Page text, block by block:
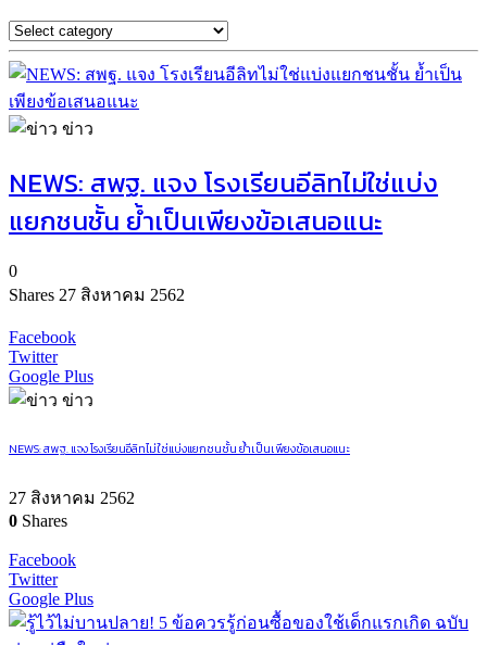
ข่าว
NEWS: สพฐ. แจง โรงเรียนอีลิทไม่ใช่แบ่ง
แยกชนชั้น ย้ำเป็นเพียงข้อเสนอแนะ
0
Shares 27 สิงหาคม 2562
Facebook
Twitter
Google Plus
ข่าว
NEWS: สพฐ. แจง โรงเรียนอีลิทไม่ใช่แบ่งแยกชนชั้น ย้ำเป็นเพียงข้อเสนอแนะ
27 สิงหาคม 2562
0 Shares
Facebook
Twitter
Google Plus